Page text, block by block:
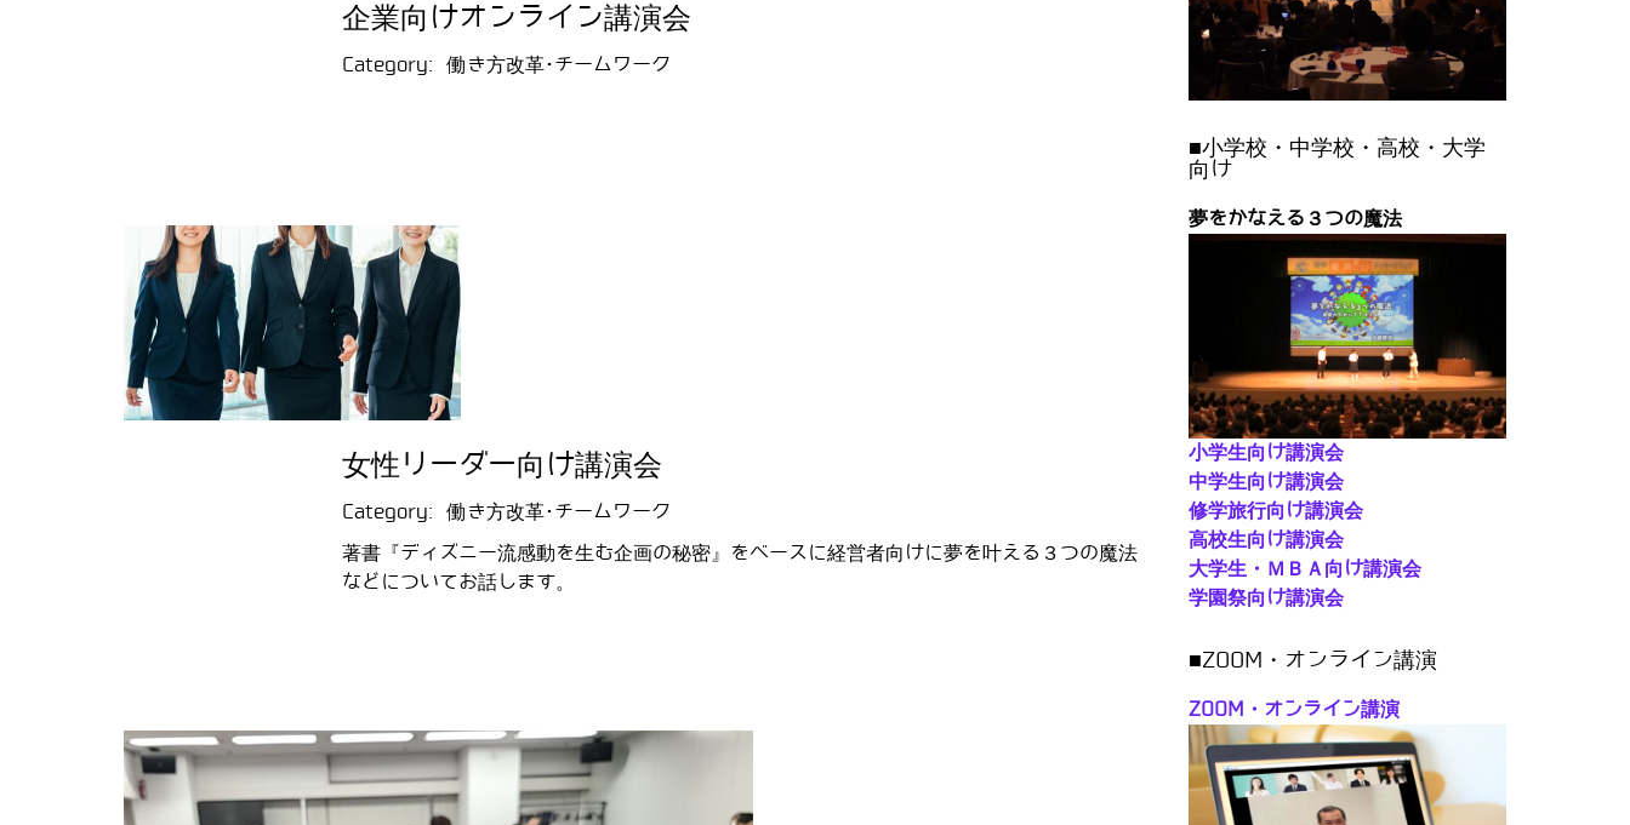
企業向けオンライン講演会
Category:働き方改革･チームワーク
女性リーダー向け講演会
Category:働き方改革･チームワーク
著書『ディズニー流感動を生む企画の秘密』をベースに経営者向けに夢を叶える３つの魔法
などについてお話します。
■小学校・中学校・高校・大学
向け
夢をかなえる３つの魔法
小学生向け講演会
中学生向け講演会
修学旅行向け講演会
高校生向け講演会
大学生・ＭＢＡ向け講演会
学園祭向け講演会
■ZOOM・オンライン講演
ZOOM・オンライン講演